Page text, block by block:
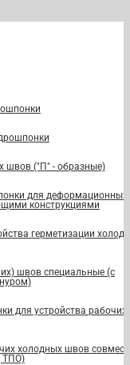
швов ("П" - образные)
для деформационных
конструкциями
герметизации
швов специальные (с
для устройства рабочих
холодных швов
ТПО)